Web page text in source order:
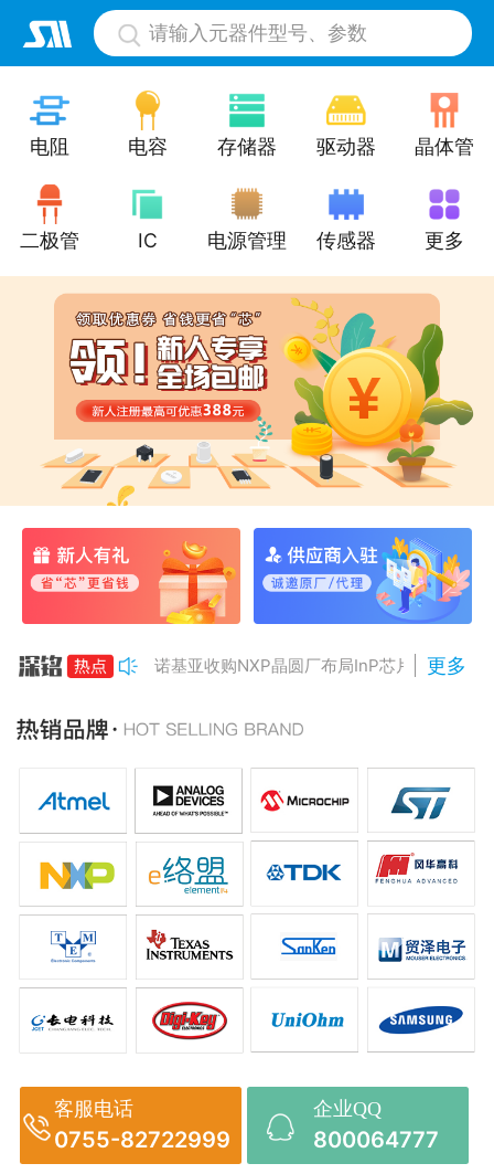
请输入元器件型号、参数
电阻 电容 存储器 驱动器 晶体管
二极管 IC 电源管理 传感器 更多
诺基亚收购NXP晶圆厂布局InP芯片
Anthropic组建AI芯片团队
AMD二季度营收增50%，数据中心业务将翻倍
更多
客服电话
0755-82722999
企业QQ
800064777